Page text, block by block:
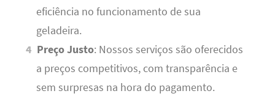
eficiência no funcionamento de sua
geladeira.
Preço Justo: Nossos serviços são oferecidos
a preços competitivos, com transparência e
sem surpresas na hora do pagamento.